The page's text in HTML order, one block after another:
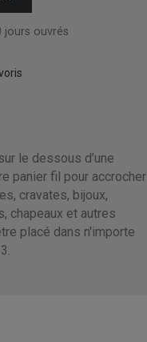
jours ouvrés
le dessous d’une
panier fil pour accrocher
cravates, bijoux,
chapeaux et autres
placé dans n'importe